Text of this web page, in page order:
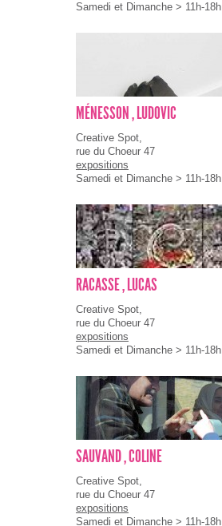
Samedi et Dimanche > 11h-18h
MÉNESSON , LUDOVIC
Creative Spot,
rue du Choeur 47
expositions
Samedi et Dimanche > 11h-18h
RACASSE , LUCAS
Creative Spot,
rue du Choeur 47
expositions
Samedi et Dimanche > 11h-18h
SAUVAND , COLINE
Creative Spot,
rue du Choeur 47
expositions
Samedi et Dimanche > 11h-18h